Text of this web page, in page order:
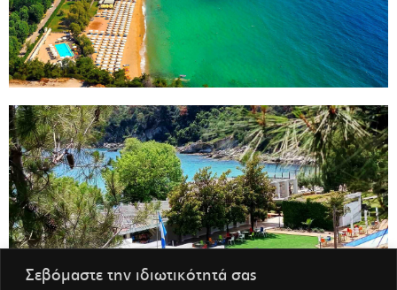
Σεβόμαστε την ιδιωτικότητά σας